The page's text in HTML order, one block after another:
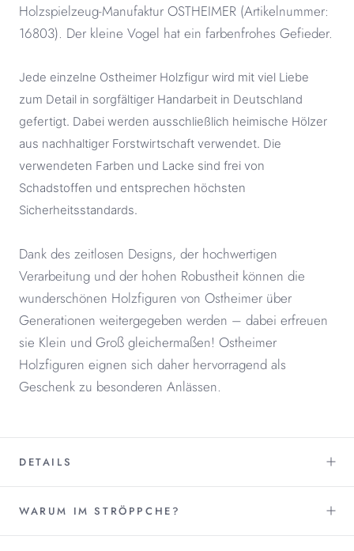
Holzspielzeug-Manufaktur OSTHEIMER (Artikelnummer:
16803). Der kleine Vogel hat ein farbenfrohes Gefieder.
Jede einzelne Ostheimer Holzfigur wird mit viel Liebe
zum Detail in sorgfältiger Handarbeit in Deutschland
gefertigt. Dabei werden ausschließlich heimische Hölzer
aus nachhaltiger Forstwirtschaft verwendet. Die
verwendeten Farben und Lacke sind frei von
Schadstoffen und entsprechen höchsten
Sicherheitsstandards.
Dank des zeitlosen Designs, der hochwertigen
Verarbeitung und der hohen Robustheit können die
wunderschönen Holzfiguren von Ostheimer über
Generationen weitergegeben werden – dabei erfreuen
sie Klein und Groß gleichermaßen! Ostheimer
Holzfiguren eignen sich daher hervorragend als
Geschenk zu besonderen Anlässen.
DETAILS
WARUM IM STRÖPPCHE?